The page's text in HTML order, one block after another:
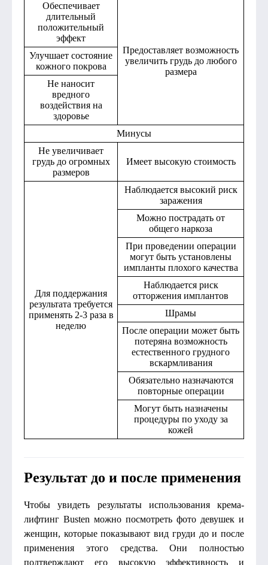
Обеспечивает
длительный
положительный
эффект
Предоставляет возможность
увеличить грудь до любого
размера
Улучшает состояние
кожного покрова
Не наносит
вредного
воздействия на
здоровье
Минусы
Не увеличивает
грудь до огромных
размеров
Имеет высокую стоимость
Для поддержания
результата требуется
применять 2-3 раза в
неделю
Наблюдается высокий риск
заражения
Можно пострадать от
общего наркоза
При проведении операции
могут быть установлены
импланты плохого качества
Наблюдается риск
отторжения имплантов
Шрамы
После операции может быть
потеряна возможность
естественного грудного
вскармливания
Обязательно назначаются
повторные операции
Могут быть назначены
процедуры по уходу за
кожей
Результат до и после применения
Чтобы увидеть результаты использования крема-
лифтинг Busten можно посмотреть фото девушек и
женщин, которые показывают вид груди до и после
применения этого средства. Они полностью
подтверждают его высокую эффективность и